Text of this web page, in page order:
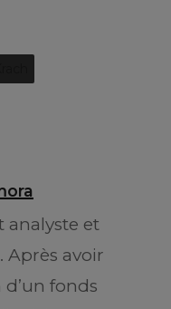
analyste et
avoir
d’un fonds